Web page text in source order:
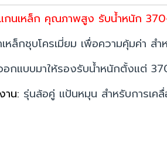
กนเหล็ก คุณภาพสูง รับน้ำหนัก
เหล็กชุบโครเมี่ยม เพื่อความคุ้มค่า
อกแบบมาให้รองรับน้ำหนักตั้งแต่
าน: รุ่นล้อคู่ แป้นหมุน สำหรับการเค